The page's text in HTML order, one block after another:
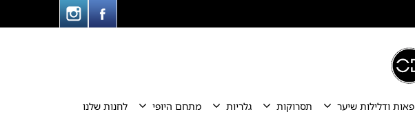
פאות ודלילות שיער תסרוקות גלריות מתחם היופי לחנות שלנו